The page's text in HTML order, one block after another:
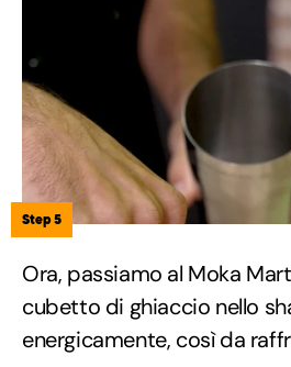
Step 5
Ora, passiamo al Moka
cubetto di ghiaccio nello
energicamente, così da